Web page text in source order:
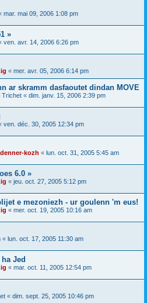
mar. mai 09, 2006 1:08 pm
»
ven. avr. 14, 2006 6:26 pm
« mer. avr. 05, 2006 6:14 pm
ar skramm dasfaoutet dindan MOVE
Trichet « dim. janv. 15, 2006 2:39 pm
ven. déc. 30, 2005 12:34 pm
kozh « lun. oct. 31, 2005 5:45 am
6.0 »
« jeu. oct. 27, 2005 5:12 pm
e mezoniezh - ur goulenn 'm eus!
« mer. oct. 19, 2005 10:16 am
« lun. oct. 17, 2005 11:30 am
Jed
« mar. oct. 11, 2005 12:54 pm
« dim. sept. 25, 2005 10:46 pm